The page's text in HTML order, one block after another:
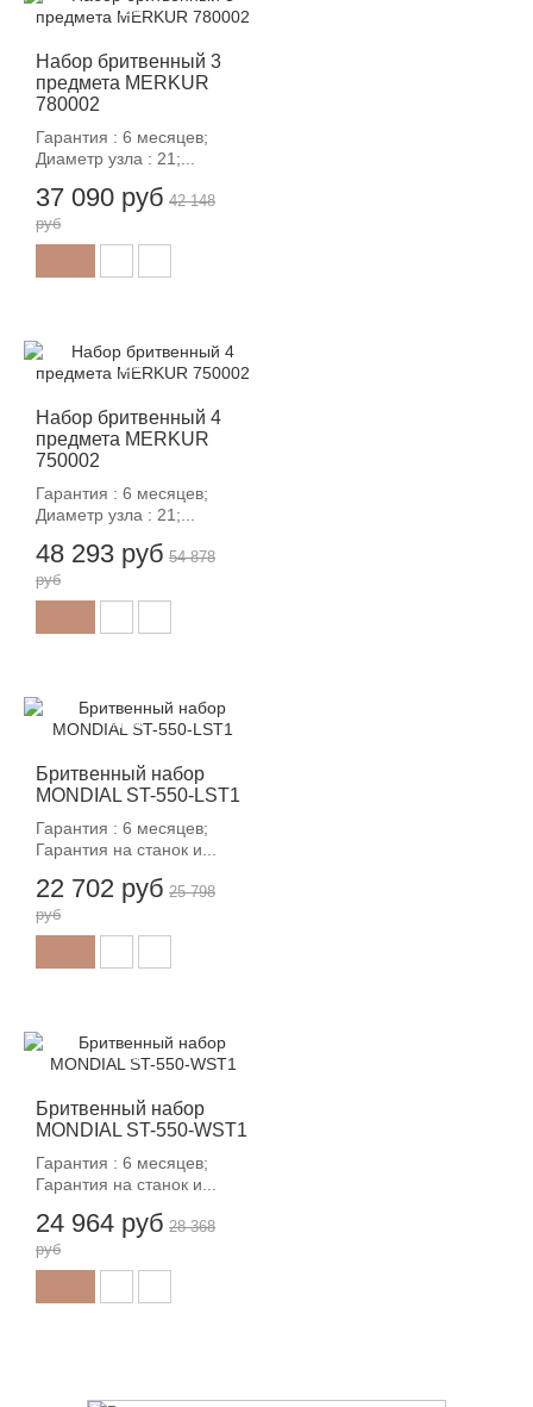
Набор бритвенный 3
предмета MERKUR
780002
Гарантия : 6 месяцев;
Диаметр узла : 21;...
37 090 руб
-12%
42 148
руб
Набор бритвенный 4
предмета MERKUR
750002
Гарантия : 6 месяцев;
Диаметр узла : 21;...
48 293 руб
-12%
54 878
руб
Бритвенный набор
MONDIAL ST-550-LST1
Гарантия : 6 месяцев;
Гарантия на станок и...
22 702 руб
-12%
25 798
руб
Бритвенный набор
MONDIAL ST-550-WST1
Гарантия : 6 месяцев;
Гарантия на станок и...
24 964 руб
-12%
28 368
руб